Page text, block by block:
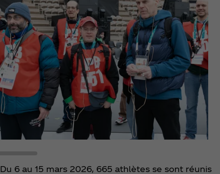
Du 6 au 15 mars 2026, 665 athlètes se sont réunis